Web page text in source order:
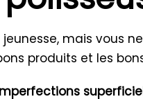
mais vous
produits et les